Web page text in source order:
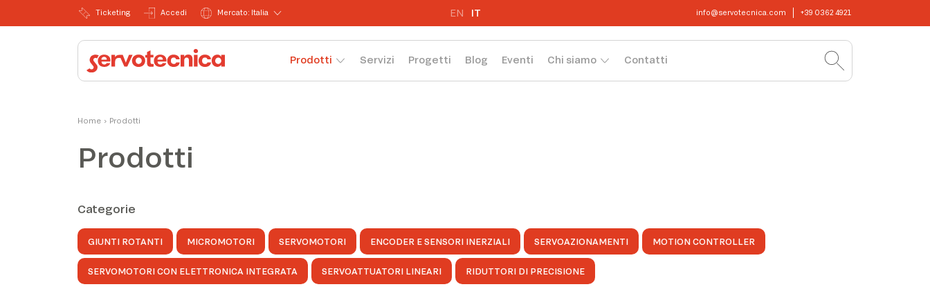
Ticketing Accedi Mercato: Italia EN IT info@servotecnica.com +39 0362 4921
Prodotti Servizi Progetti Blog Eventi Chi siamo Contatti
Home › Prodotti
Prodotti
Categorie
GIUNTI ROTANTI MICROMOTORI SERVOMOTORI ENCODER E SENSORI INERZIALI SERVOAZIONAMENTI MOTION CONTROLLER
SERVOMOTORI CON ELETTRONICA INTEGRATA SERVOATTUATORI LINEARI RIDUTTORI DI PRECISIONE